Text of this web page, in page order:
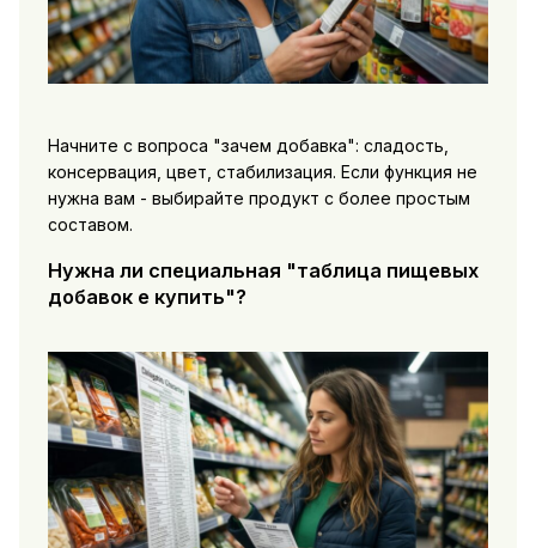
Начните с вопроса "зачем добавка": сладость,
консервация, цвет, стабилизация. Если функция не
нужна вам - выбирайте продукт с более простым
составом.
Нужна ли специальная "таблица пищевых
добавок е купить"?